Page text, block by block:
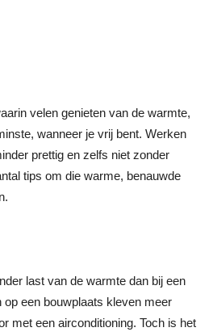
velen genieten van de warmte,
wanneer je vrij bent. Werken
prettig en zelfs niet zonder
tips om die warme, benauwde
last van de warmte dan bij een
op een bouwplaats kleven meer
met een airconditioning. Toch is het